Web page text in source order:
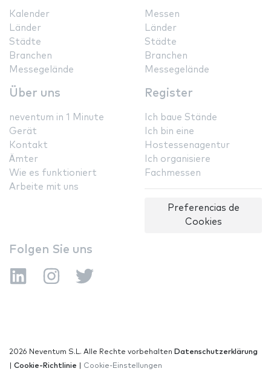
Kalender
Länder
Städte
Branchen
Messegelände
Messen
Länder
Städte
Branchen
Messegelände
Über uns
neventum in 1 Minute
Gerät
Kontakt
Ämter
Wie es funktioniert
Arbeite mit uns
Register
Ich baue Stände
Ich bin eine
Hostessenagentur
Ich organisiere
Fachmessen
Preferencias de
Cookies
Folgen Sie uns
2026 Neventum S.L. Alle Rechte vorbehalten Datenschutzerklärung
Cookie-Richtlinie Cookie-Einstellungen